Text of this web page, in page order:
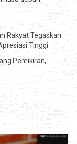
Rakyat Tegaskan
Tinggi
Pemikiran,